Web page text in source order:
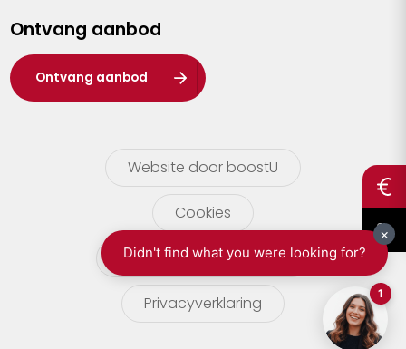
Waasland
Wuustwezel
Zoersel
Ontvang aanbod
Ontvang aanbod
Website door boostU
Cookies
gebruikersvoorwaarden
Privacyverklaring